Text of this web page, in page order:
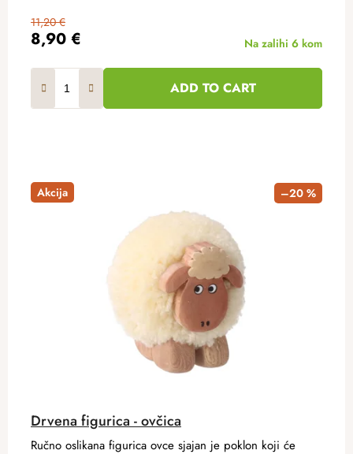
8,90 €
11,20 €
Na zalihi 6 kom
ADD TO CART
Akcija –20 %
Drvena figurica - ovčica
Ručno oslikana figurica ovce sjajan je poklon koji će